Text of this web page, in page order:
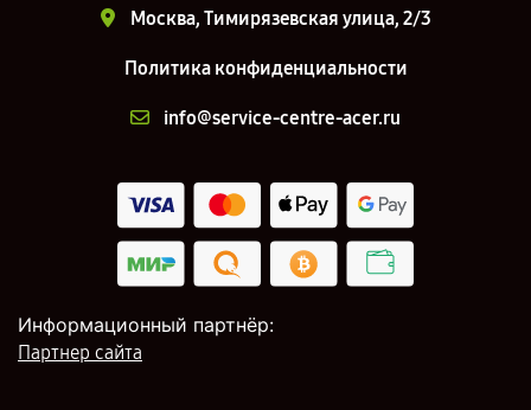
Москва, Тимирязевская улица, 2/3
Политика конфиденциальности
info@service-centre-acer.ru
Информационный партнёр:
Партнер сайта